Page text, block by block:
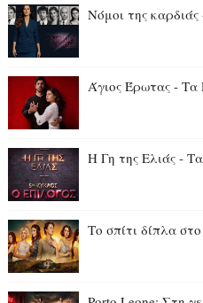
Νόμοι της
Άγιος Έρωτας - Τα
Η Γη της Ελιάς -
Το σπίτι δίπλα